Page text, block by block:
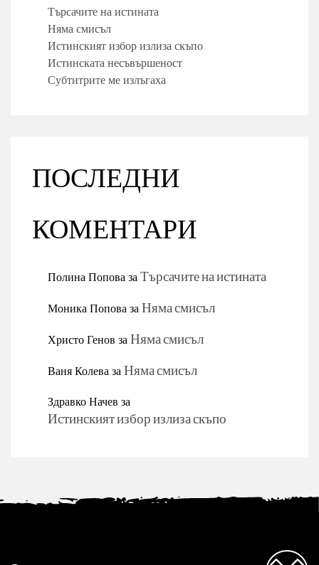
Търсачите на истината
Няма смисъл
Истинският избор излиза скъпо
Истинската несъвършеност
Субтитрите ме излъгаха
ПОСЛЕДНИ
КОМЕНТАРИ
Полина ПоповазаТърсачите на истината
Моника ПоповазаНяма смисъл
Христо ГеновзаНяма смисъл
Ваня КолевазаНяма смисъл
Здравко Начевза
Истинският избор излиза скъпо